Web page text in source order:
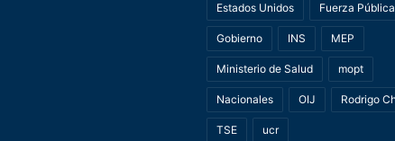
Estados Unidos Fuerza Pública
Gobierno INS MEP
Ministerio de Salud mopt
Nacionales OIJ Rodrigo
TSE ucr